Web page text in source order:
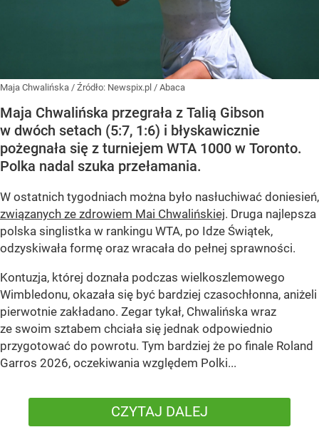
Maja Chwalińska / Źródło: Newspix.pl / Abaca
Maja Chwalińska przegrała z Talią Gibson
w dwóch setach (5:7, 1:6) i błyskawicznie
pożegnała się z turniejem WTA 1000 w Toronto.
Polka nadal szuka przełamania.
W ostatnich tygodniach można było nasłuchiwać doniesień,
związanych ze zdrowiem Mai Chwalińskiej. Druga najlepsza
polska singlistka w rankingu WTA, po Idze Świątek,
odzyskiwała formę oraz wracała do pełnej sprawności.
Kontuzja, której doznała podczas wielkoszlemowego
Wimbledonu, okazała się być bardziej czasochłonna, aniżeli
pierwotnie zakładano. Zegar tykał, Chwalińska wraz
ze swoim sztabem chciała się jednak odpowiednio
przygotować do powrotu. Tym bardziej że po finale Roland
Garros 2026, oczekiwania względem Polki...
CZYTAJ DALEJ